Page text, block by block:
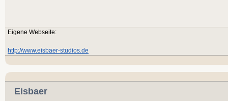
Eigene Webseite:
http://www.eisbaer-studios.de
Eisbaer